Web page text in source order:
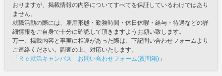
おりますが、掲載情報の内容についてすべてを保証しているわけではあり
ません。
就職活動の際には、雇用形態・勤務時間・休日休暇・給与・待遇などの詳
細情報をご自身で十分に確認して頂きますようお願い致します。
万一、掲載内容と事実に相違があった際は、下記問い合わせフォームより
ご連絡ください。調査の上、対応いたします。
「 Ｒｅ就活キャンパス お問い合わせフォーム(質問箱) 」